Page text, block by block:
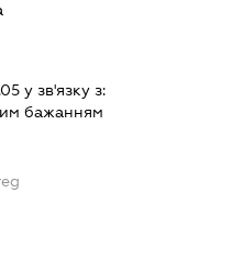
у зв'язку з:
бажанням